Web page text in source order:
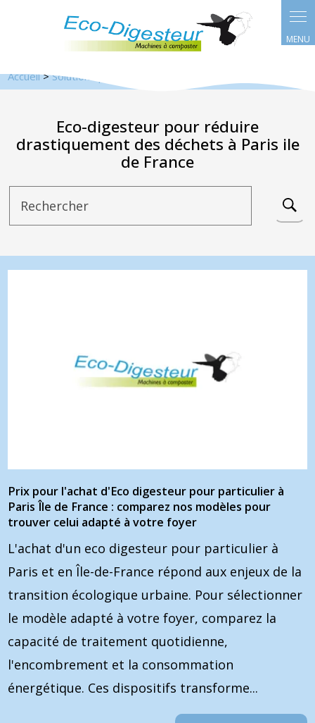
Accueil>Solutions pour les particuliers
Eco-digesteur pour réduire
drastiquement des déchets à Paris ile
de France
Rechercher
Prix pour l'achat d'Eco digesteur pour particulier à
Paris Île de France : comparez nos modèles pour
trouver celui adapté à votre foyer
L'achat d'un eco digesteur pour particulier à
Paris et en Île-de-France répond aux enjeux de la
transition écologique urbaine. Pour sélectionner
le modèle adapté à votre foyer, comparez la
capacité de traitement quotidienne,
l'encombrement et la consommation
énergétique. Ces dispositifs transforme...